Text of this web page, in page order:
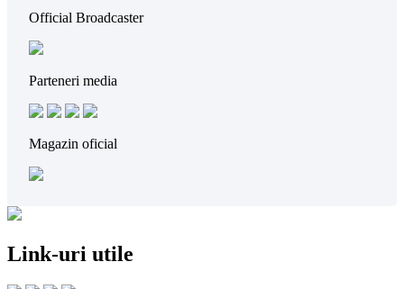
Official Broadcaster
Parteneri media
Magazin oficial
Link-uri utile